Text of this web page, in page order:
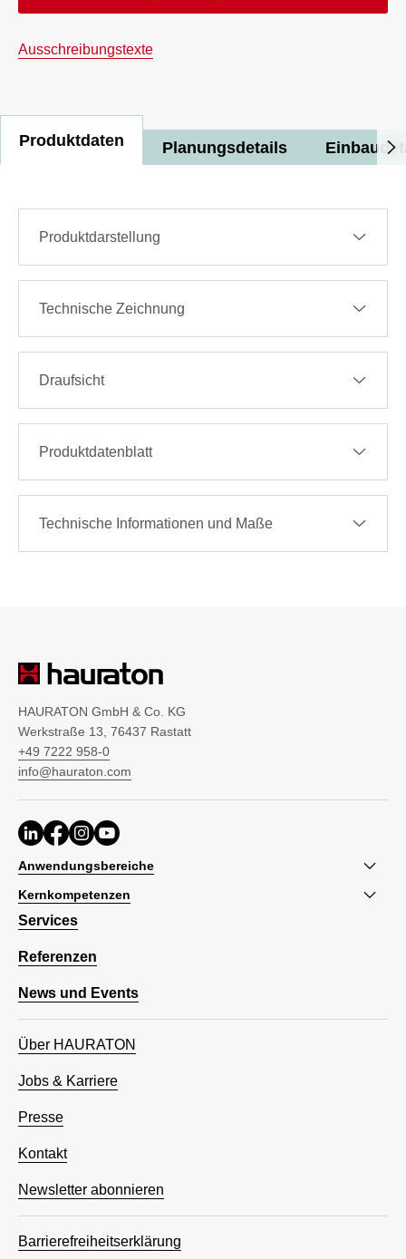
Ausschreibungstexte
Produktdaten Planungsdetails
Produktdarstellung
Technische Zeichnung
Draufsicht
Produktdatenblatt
Technische Informationen und Maße
HAURATON GmbH & Co. KG
Werkstraße 13, 76437 Rastatt
+49 7222 958-0
info@hauraton.com
Anwendungsbereiche
Kernkompetenzen
Services
Referenzen
News und Events
Über HAURATON
Jobs & Karriere
Presse
Kontakt
Newsletter abonnieren
Barrierefreiheitserklärung